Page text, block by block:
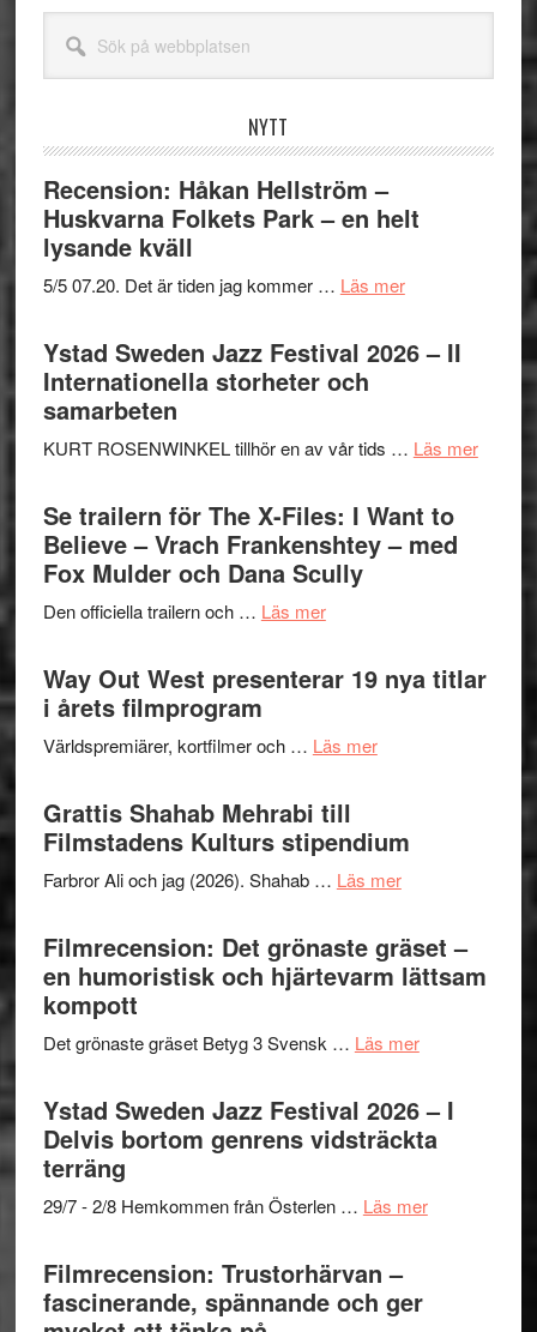
webbplatsen
NYTT
Recension: Håkan Hellström –
Huskvarna Folkets Park – en helt
lysande kväll
5/5 07.20. Det är tiden jag kommer … Läs merom
Håkan
Hellström
Folkets
–
en
Ystad Sweden Jazz Festival 2026 – II
Internationella storheter och
samarbeten
KURT ROSENWINKEL tillhör en av vår tids … Läs merom
Se trailern för The X-Files: I Want to
Believe – Vrach Frankenshtey – med
Fox Mulder och Dana Scully
Den officiella trailern och … Läs merom
trailern
för
X-
I
Want
to
Believe
Vrach
Frankenshtey
med
Mulder
och
Dana
Way Out West presenterar 19 nya titlar
i årets filmprogram
Världspremiärer, kortfilmer och … Läs merom
presenterar
19
titlar
i
Grattis Shahab Mehrabi till
Filmstadens Kulturs stipendium
Farbror Ali och jag (2026). Shahab … Läs merom
Shahab
Mehrabi
till
Kulturs
Filmrecension: Det grönaste gräset –
en humoristisk och hjärtevarm lättsam
kompott
Det grönaste gräset Betyg 3 Svensk … Läs merom
Det
grönaste
gräset
en
hjärtevarm
Ystad Sweden Jazz Festival 2026 – I
Delvis bortom genrens vidsträckta
terräng
29/7 - 2/8 Hemkommen från Österlen … Läs merom
Filmrecension: Trustorhärvan –
fascinerande, spännande och ger